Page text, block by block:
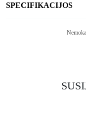
SPECIFIKACIJOS